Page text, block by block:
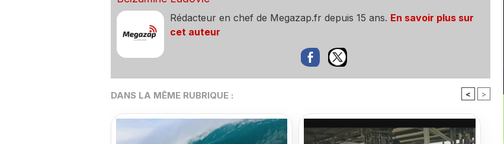
Rédacteur en chef de Megazap.fr depuis 15 ans. En savoir plus sur
cet auteur
DANS LA MÊME RUBRIQUE : < >